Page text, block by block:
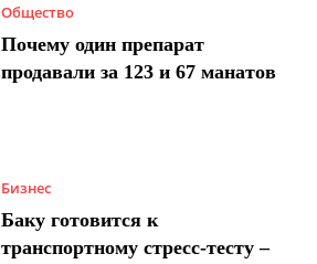
Общество
Почему один препарат
продавали за 123 и 67 манатов
Бизнес
Баку готовится к
транспортному стресс-тесту –